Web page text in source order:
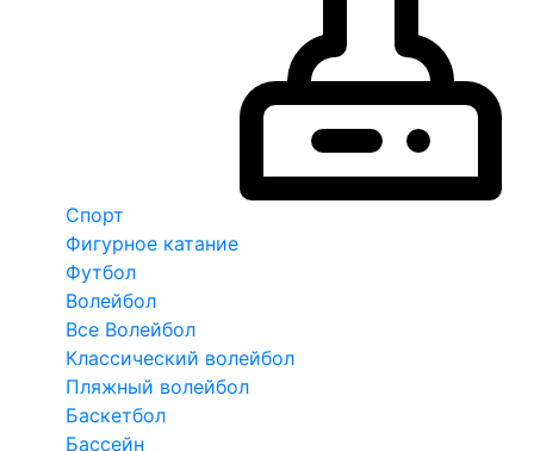
Спорт
Фигурное катание
Футбол
Волейбол
Все Волейбол
Классический волейбол
Пляжный волейбол
Баскетбол
Бассейн